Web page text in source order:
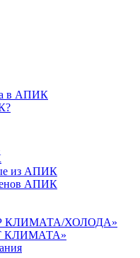
в АПИК
из АПИК
АПИК
КЛИМАТА/ХОЛОДА»
КЛИМАТА»